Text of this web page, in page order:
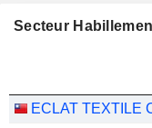
Secteur
ECLAT TEXTILE